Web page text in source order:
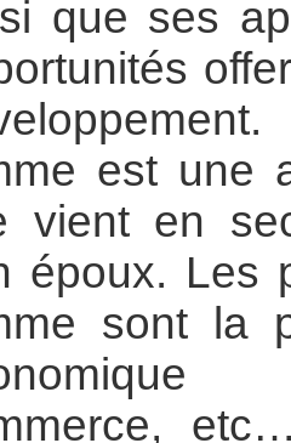
que ses
est une
vient en
époux. Les
sont la